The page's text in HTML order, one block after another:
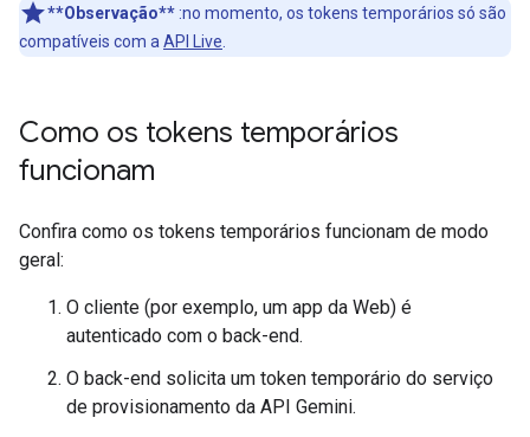
**Observação** :no momento, os tokens temporários só são
compatíveis com a API Live
Como os tokens temporários
funcionam
Confira como os tokens temporários funcionam de modo
geral:
O cliente (por exemplo, um app da Web) é
autenticado com o back-end.
O back-end solicita um token temporário do serviço
de provisionamento da API Gemini.